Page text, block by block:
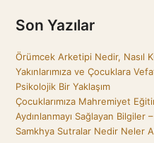
Son Yazılar
Örümcek Arketipi Nedir, Nasıl
Yakınlarımıza ve Çocuklara
Psikolojik Bir Yaklaşım
Çocuklarımıza Mahremiyet
Aydınlanmayı Sağlayan Bilgiler
Samkhya Sutralar Nedir Neler